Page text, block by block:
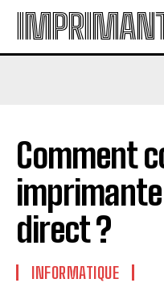
Comment
direct ?
INFORMATIQUE